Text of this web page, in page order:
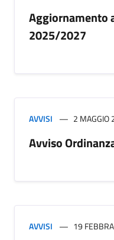
Aggiornamento
2025/2027
AVVISI 2 MAGGIO
Avviso
AVVISI 19